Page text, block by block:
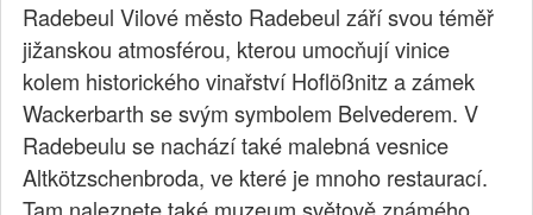
Radebeul Vilové město Radebeul září svou téměř
jižanskou atmosférou, kterou umocňují vinice
kolem historického vinařství Hoflößnitz a zámek
Wackerbarth se svým symbolem Belvederem. V
Radebeulu se nachází také malebná vesnice
Altkötzschenbroda, ve které je mnoho restaurací.